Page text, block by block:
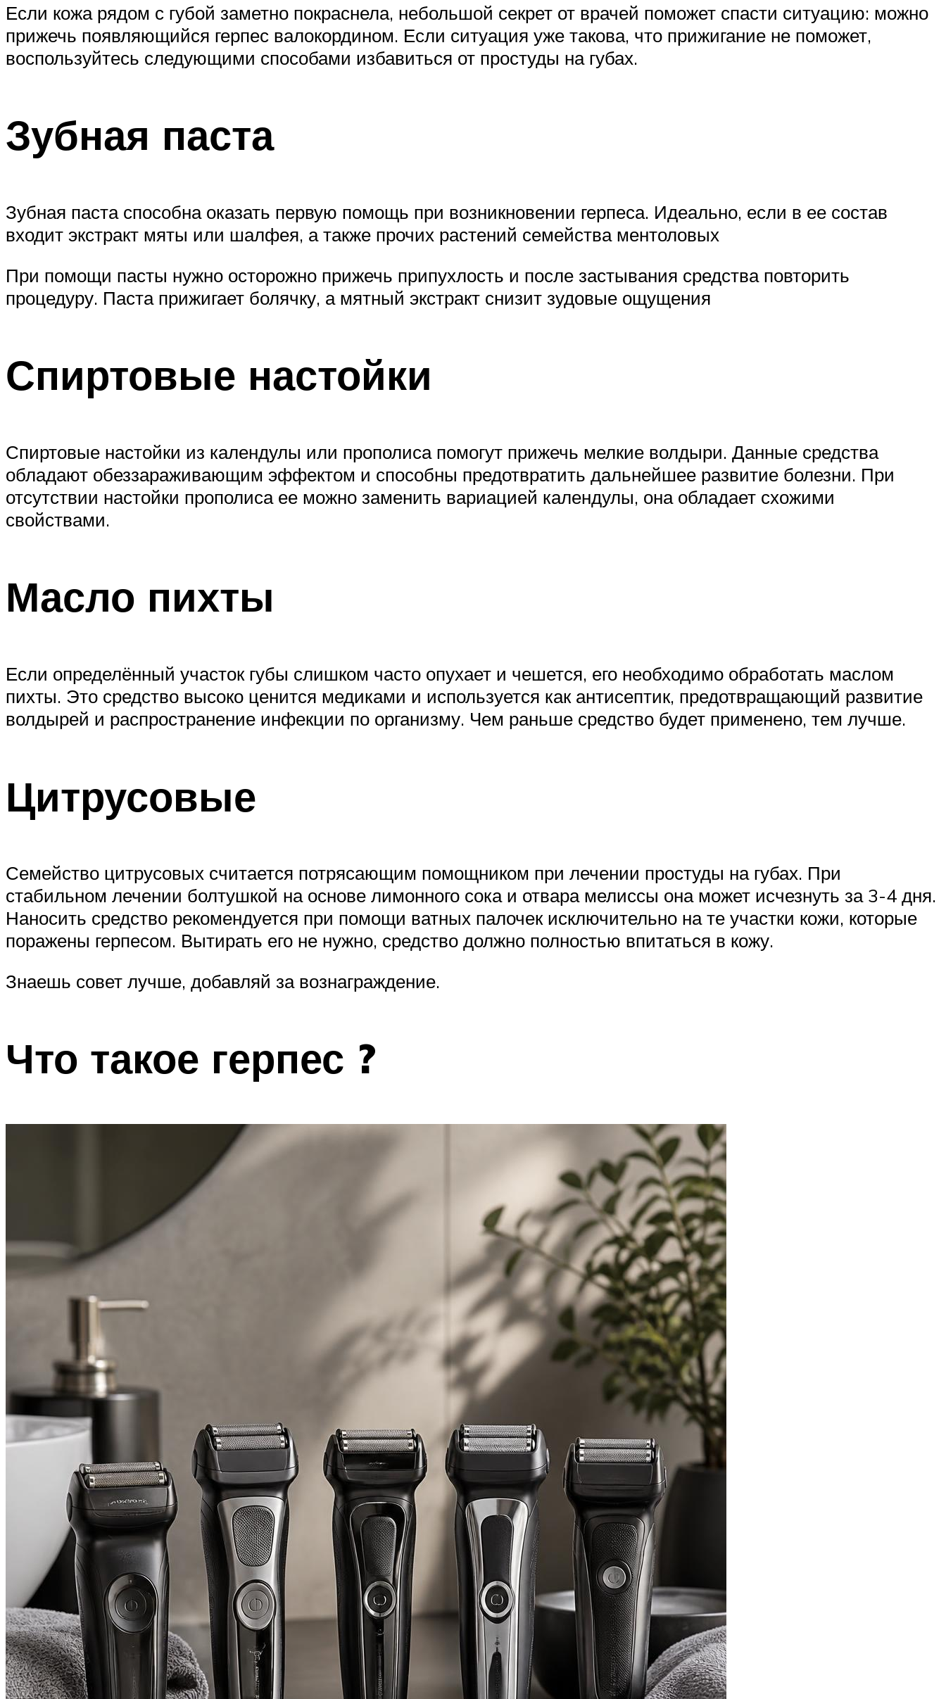
Если кожа рядом с губой заметно покраснела, небольшой секрет от врачей поможет спасти ситуацию: можно
прижечь появляющийся герпес валокордином. Если ситуация уже такова, что прижигание не поможет,
воспользуйтесь следующими способами избавиться от простуды на губах.
Зубная паста
Зубная паста способна оказать первую помощь при возникновении герпеса. Идеально, если в ее состав
входит экстракт мяты или шалфея, а также прочих растений семейства ментоловых
При помощи пасты нужно осторожно прижечь припухлость и после застывания средства повторить
процедуру. Паста прижигает болячку, а мятный экстракт снизит зудовые ощущения
Спиртовые настойки
Спиртовые настойки из календулы или прополиса помогут прижечь мелкие волдыри. Данные средства
обладают обеззараживающим эффектом и способны предотвратить дальнейшее развитие болезни. При
отсутствии настойки прополиса ее можно заменить вариацией календулы, она обладает схожими
свойствами.
Масло пихты
Если определённый участок губы слишком часто опухает и чешется, его необходимо обработать маслом
пихты. Это средство высоко ценится медиками и используется как антисептик, предотвращающий развитие
волдырей и распространение инфекции по организму. Чем раньше средство будет применено, тем лучше.
Цитрусовые
Семейство цитрусовых считается потрясающим помощником при лечении простуды на губах. При
стабильном лечении болтушкой на основе лимонного сока и отвара мелиссы она может исчезнуть за 3-4 дня.
Наносить средство рекомендуется при помощи ватных палочек исключительно на те участки кожи, которые
поражены герпесом. Вытирать его не нужно, средство должно полностью впитаться в кожу.
Знаешь совет лучше, добавляй за вознаграждение.
Что такое герпес ?